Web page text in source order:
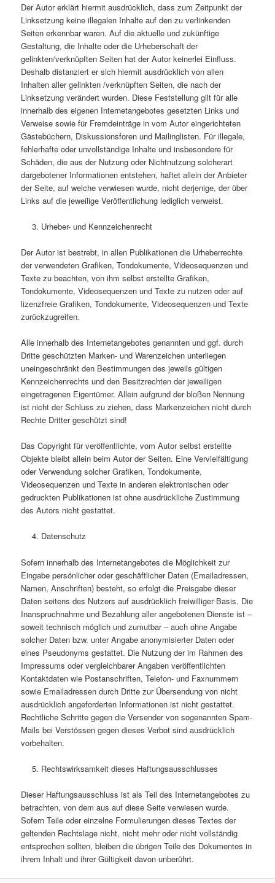
Der Autor erklärt hiermit ausdrücklich, dass zum Zeitpunkt der
Linksetzung keine illegalen Inhalte auf den zu verlinkenden
Seiten erkennbar waren. Auf die aktuelle und zukünftige
Gestaltung, die Inhalte oder die Urheberschaft der
gelinkten/verknüpften Seiten hat der Autor keinerlei Einfluss.
Deshalb distanziert er sich hiermit ausdrücklich von allen
Inhalten aller gelinkten /verknüpften Seiten, die nach der
Linksetzung verändert wurden. Diese Feststellung gilt für alle
innerhalb des eigenen Internetangebotes gesetzten Links und
Verweise sowie für Fremdeinträge in vom Autor eingerichteten
Gästebüchern, Diskussionsforen und Mailinglisten. Für illegale,
fehlerhafte oder unvollständige Inhalte und insbesondere für
Schäden, die aus der Nutzung oder Nichtnutzung solcherart
dargebotener Informationen entstehen, haftet allein der Anbieter
der Seite, auf welche verwiesen wurde, nicht derjenige, der über
Links auf die jeweilige Veröffentlichung lediglich verweist.
Urheber- und Kennzeichenrecht
Der Autor ist bestrebt, in allen Publikationen die Urheberrechte
der verwendeten Grafiken, Tondokumente, Videosequenzen und
Texte zu beachten, von ihm selbst erstellte Grafiken,
Tondokumente, Videosequenzen und Texte zu nutzen oder auf
lizenzfreie Grafiken, Tondokumente, Videosequenzen und Texte
zurückzugreifen.
Alle innerhalb des Internetangebotes genannten und ggf. durch
Dritte geschützten Marken- und Warenzeichen unterliegen
uneingeschränkt den Bestimmungen des jeweils gültigen
Kennzeichenrechts und den Besitzrechten der jeweiligen
eingetragenen Eigentümer. Allein aufgrund der bloßen Nennung
ist nicht der Schluss zu ziehen, dass Markenzeichen nicht durch
Rechte Dritter geschützt sind!
Das Copyright für veröffentlichte, vom Autor selbst erstellte
Objekte bleibt allein beim Autor der Seiten. Eine Vervielfältigung
oder Verwendung solcher Grafiken, Tondokumente,
Videosequenzen und Texte in anderen elektronischen oder
gedruckten Publikationen ist ohne ausdrückliche Zustimmung
des Autors nicht gestattet.
Datenschutz
Sofern innerhalb des Internetangebotes die Möglichkeit zur
Eingabe persönlicher oder geschäftlicher Daten (Emailadressen,
Namen, Anschriften) besteht, so erfolgt die Preisgabe dieser
Daten seitens des Nutzers auf ausdrücklich freiwilliger Basis. Die
Inanspruchnahme und Bezahlung aller angebotenen Dienste ist –
soweit technisch möglich und zumutbar – auch ohne Angabe
solcher Daten bzw. unter Angabe anonymisierter Daten oder
eines Pseudonyms gestattet. Die Nutzung der im Rahmen des
Impressums oder vergleichbarer Angaben veröffentlichten
Kontaktdaten wie Postanschriften, Telefon- und Faxnummern
sowie Emailadressen durch Dritte zur Übersendung von nicht
ausdrücklich angeforderten Informationen ist nicht gestattet.
Rechtliche Schritte gegen die Versender von sogenannten Spam-
Mails bei Verstössen gegen dieses Verbot sind ausdrücklich
vorbehalten.
Rechtswirksamkeit dieses Haftungsausschlusses
Dieser Haftungsausschluss ist als Teil des Internetangebotes zu
betrachten, von dem aus auf diese Seite verwiesen wurde.
Sofern Teile oder einzelne Formulierungen dieses Textes der
geltenden Rechtslage nicht, nicht mehr oder nicht vollständig
entsprechen sollten, bleiben die übrigen Teile des Dokumentes in
ihrem Inhalt und ihrer Gültigkeit davon unberührt.